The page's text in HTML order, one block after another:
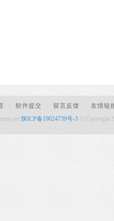
软件提交 留言反馈
友情链
陕ICP备19024739号-3 © Copyright